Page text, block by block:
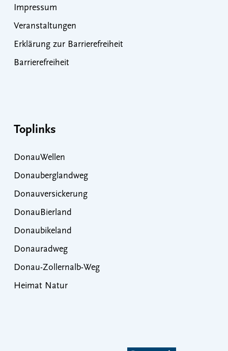
Impressum
Veranstaltungen
Erklärung zur Barrierefreiheit
Barrierefreiheit
Toplinks
DonauWellen
Donauberglandweg
Donauversickerung
DonauBierland
Donaubikeland
Donauradweg
Donau-Zollernalb-Weg
Heimat Natur